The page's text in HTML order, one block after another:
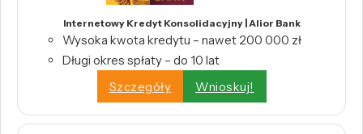
Internetowy Kredyt Konsolidacyjny | Alior Bank
Wysoka kwota kredytu – nawet 200 000 zł
Długi okres spłaty – do 10 lat
Szczegóły
Wnioskuj!